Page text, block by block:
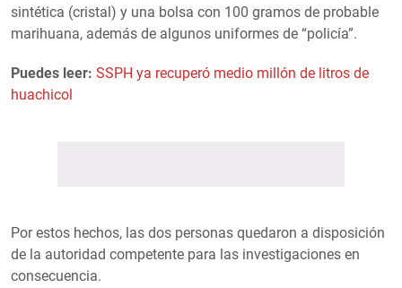
sintética (cristal) y una bolsa con 100 gramos de probable
marihuana, además de algunos uniformes de “policía”.
Puedes leer: SSPH ya recuperó medio millón de litros de
huachicol
Por estos hechos, las dos personas quedaron a disposición
de la autoridad competente para las investigaciones en
consecuencia.